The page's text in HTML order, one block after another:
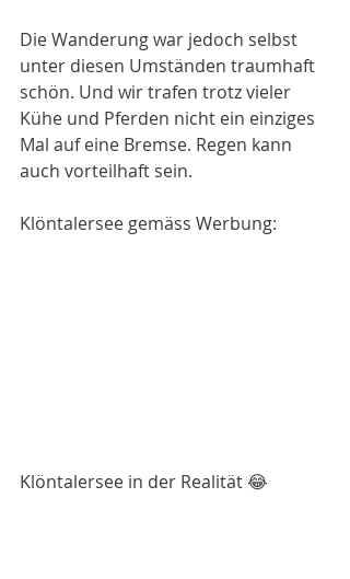
Die Wanderung war jedoch selbst
unter diesen Umständen traumhaft
schön. Und wir trafen trotz vieler
Kühe und Pferden nicht ein einziges
Mal auf eine Bremse. Regen kann
auch vorteilhaft sein.
Klöntalersee gemäss Werbung:
Klöntalersee in der Realität 😂